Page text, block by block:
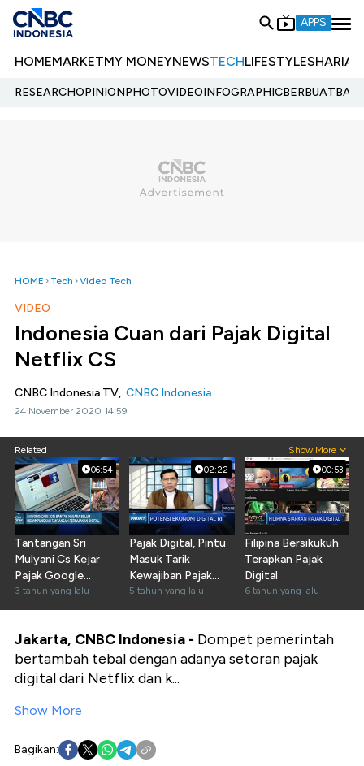
APPS
HOMEMARKETMY MONEYNEWSTECHLIFESTYLESHARIA
RESEARCHOPINIONPHOTOVIDEOINFOGRAPHIC
HOME Tech Video Tech
VIDEO
Indonesia Cuan dari Pajak Digital
Netflix CS
CNBC Indonesia TV, CNBC Indonesia
24 November 2020 14:59
Related Show More
06:54
Tantangan Sri
Mulyani Cs Kejar
Pajak Google
Hingga Netflix
3 tahun yang lalu
02:22
Pajak Digital, Pintu
Masuk Tarik
Kewajiban Pajak
OTT Asing
5 tahun yang lalu
00:53
Filipina Bersikukuh
Terapkan Pajak
Digital
6 tahun yang lalu
Jakarta, CNBC Indonesia - Dompet pemerintah
bertambah tebal dengan adanya setoran pajak
digital dari Netflix dan k...
Show More
Bagikan: